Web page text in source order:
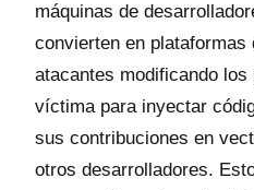
máquinas de
convierten en plataformas
atacantes modificando
víctima para inyectar
sus contribuciones en
otros desarrolladores.